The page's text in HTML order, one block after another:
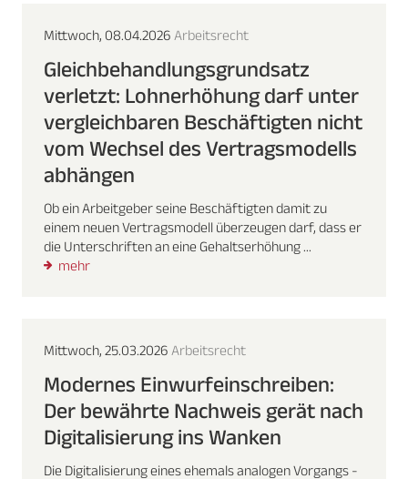
Mittwoch, 08.04.2026 Arbeitsrecht
Gleichbehandlungsgrundsatz
verletzt: Lohnerhöhung darf unter
vergleichbaren Beschäftigten nicht
vom Wechsel des Vertragsmodells
abhängen
Ob ein Arbeitgeber seine Beschäftigten damit zu
einem neuen Vertragsmodell überzeugen darf, dass er
die Unterschriften an eine Gehaltserhöhung ...
mehr
Mittwoch, 25.03.2026 Arbeitsrecht
Modernes Einwurfeinschreiben:
Der bewährte Nachweis gerät nach
Digitalisierung ins Wanken
Die Digitalisierung eines ehemals analogen Vorgangs -